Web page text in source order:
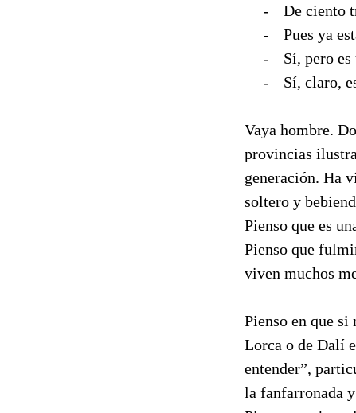
-
De ciento
-
Pues ya
-
Sí, pero es
-
Sí, claro,
Vaya hombre.
provincias
generación. Ha
soltero y
Pienso que es
Pienso que
viven muchos
Pienso en que si
Lorca o de Dalí
entender”,
la fanfarronada